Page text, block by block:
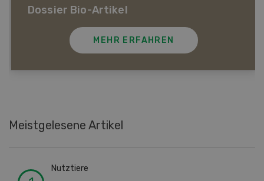
Dossier Bio-Artikel
MEHR ERFAHREN
Meistgelesene Artikel
Nutztiere